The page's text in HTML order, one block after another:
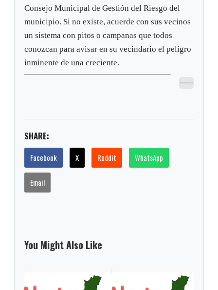
Consejo Municipal de Gestión del Riesgo del
municipio. Si no existe, acuerde con sus vecinos
un sistema con pitos o campanas que todos
conozcan para avisar en su vecindario el peligro
inminente de una creciente.
SHARE:
Facebook X Reddit WhatsApp
Email
You Might Also Like